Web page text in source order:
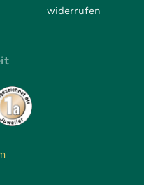
widerrufen